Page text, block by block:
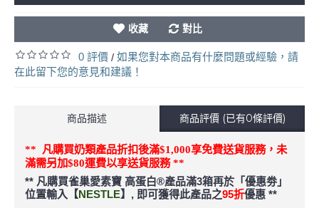
收藏 對比
0 評價 / 如果您對本商品有什麼問題或經驗，請
在此留下您的意見和建議！
商品描述 商品評價 (已有0條評價)
** 凡購買奶類產品折扣後滿$1,000享免費送貨服務，未
滿需另加$80運費以享送貨服務**
** 凡購買雀巢愛素寶 高蛋白®產品滿3箱再於「優惠劵」
位置輸入【NESTLE】, 即可獲得此產品之95折優惠 **